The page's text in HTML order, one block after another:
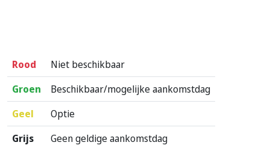
Rood
Niet beschikbaar
Groen
Beschikbaar/mogelijke aankomstdag
Geel
Optie
Grijs
Geen geldige aankomstdag